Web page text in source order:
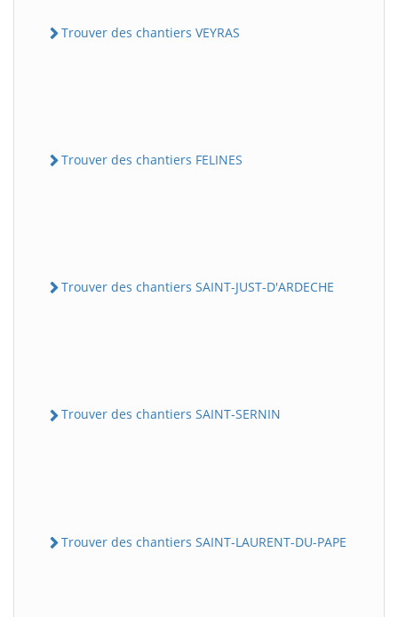
Trouver des chantiers VEYRAS
Trouver des chantiers FELINES
Trouver des chantiers SAINT-JUST-D'ARDECHE
Trouver des chantiers SAINT-SERNIN
Trouver des chantiers SAINT-LAURENT-DU-PAPE